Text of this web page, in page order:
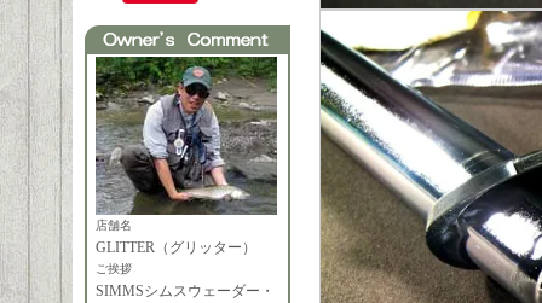
店舗名
GLITTER（グリッター）
ご挨拶
SIMMSシムスウェーダー・